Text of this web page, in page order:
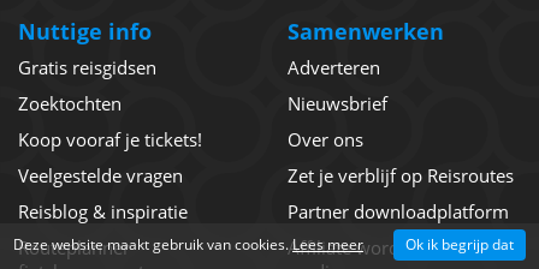
Nuttige info
Gratis reisgidsen
Zoektochten
Koop vooraf je tickets!
Veelgestelde vragen
Reisblog & inspiratie
Routeplanner
Samenwerken
Adverteren
Nieuwsbrief
Over ons
Zet je verblijf op Reisroutes
Partner downloadplatform
Affiliate worden - Geld
Deze website maakt gebruik van cookies.Lees meer Ok ik begrijp dat